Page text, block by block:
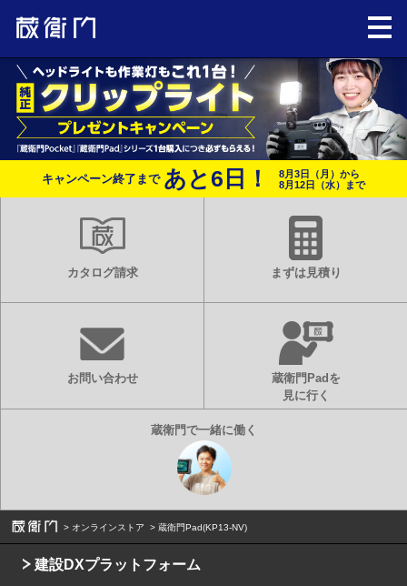
キャンペーン終了まで あと 6 日！
8月3日（月）から
8月12日（水）まで
カタログ請求 まずは見積り
お問い合わせ
蔵衛門Padを
見に行く
オンラインストア 蔵衛門Pad(KP13-NV)
建設DXプラットフォーム